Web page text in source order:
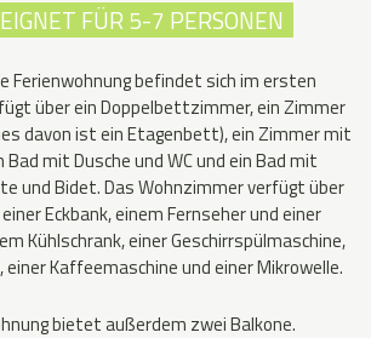
FÜR 5-7 PERSONEN
Ferienwohnung befindet sich im ersten
über ein Doppelbettzimmer, ein Zimmer
davon ist ein Etagenbett), ein Zimmer mit
Bad mit Dusche und WC und ein Bad mit
und Bidet. Das Wohnzimmer verfügt über
Eckbank, einem Fernseher und einer
Kühlschrank, einer Geschirrspülmaschine,
Kaffeemaschine und einer Mikrowelle.
bietet außerdem zwei Balkone.